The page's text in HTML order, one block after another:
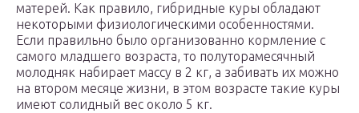
матерей. Как правило, гибридные куры обладают
некоторыми физиологическими особенностями.
Если правильно было организованно кормление с
самого младшего возраста, то полуторамесячный
молодняк набирает массу в 2 кг, а забивать их можно
на втором месяце жизни, в этом возрасте такие куры
имеют солидный вес около 5 кг.